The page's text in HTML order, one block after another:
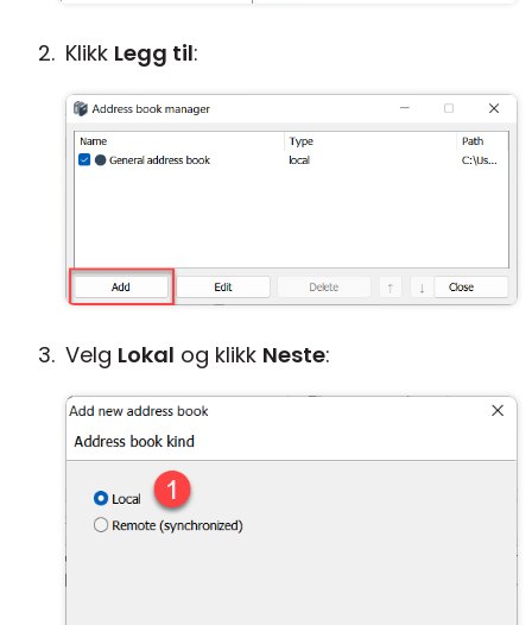
Klikk Legg til:
Velg Lokal og klikk Neste: